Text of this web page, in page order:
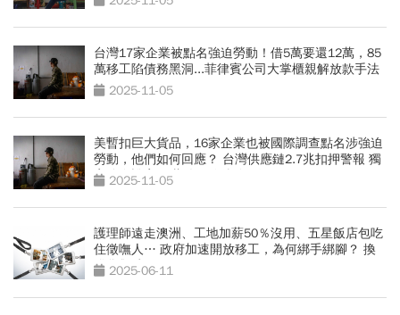
台灣17家企業被點名強迫勞動！借5萬要還12萬，85
萬移工陷債務黑洞...菲律賓公司大掌櫃親解放款手法
2025-11-05
美暫扣巨大貨品，16家企業也被國際調查點名涉強迫
勞動，他們如何回應？ 台灣供應鏈2.7兆扣押警報 獨
家追蹤誰害85萬移工陷債務黑洞？
2025-11-05
護理師遠走澳洲、工地加薪50％沒用、五星飯店包吃
住徵嘸人… 政府加速開放移工，為何綁手綁腳？ 換
腦袋救缺工
2025-06-11